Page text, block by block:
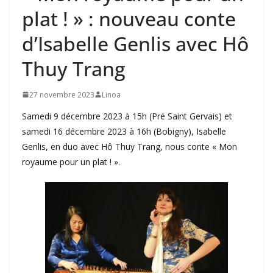
plat ! » : nouveau conte
d’Isabelle Genlis avec Hô
Thuy Trang
27 novembre 2023 Linoa
Samedi 9 décembre 2023 à 15h (Pré Saint Gervais) et
samedi 16 décembre 2023 à 16h (Bobigny), Isabelle
Genlis, en duo avec Hô Thuy Trang, nous conte « Mon
royaume pour un plat ! ».